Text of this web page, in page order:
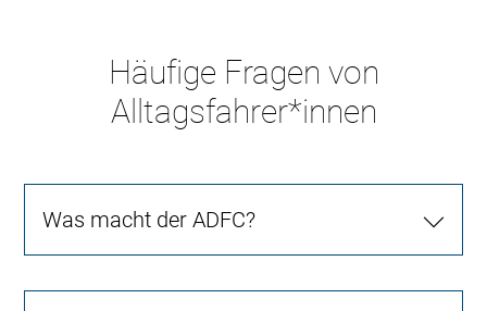
Häufige Fragen von
Alltagsfahrer*innen
Was macht der ADFC?